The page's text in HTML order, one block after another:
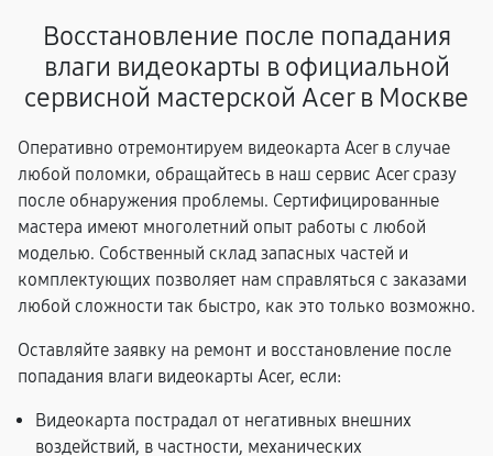
Восстановление после попадания
влаги видеокарты в официальной
сервисной мастерской Acer в Москве
Оперативно отремонтируем видеокарта Acer в случае
любой поломки, обращайтесь в наш сервис Acer сразу
после обнаружения проблемы. Сертифицированные
мастера имеют многолетний опыт работы с любой
моделью. Собственный склад запасных частей и
комплектующих позволяет нам справляться с заказами
любой сложности так быстро, как это только возможно.
Оставляйте заявку на ремонт и восстановление после
попадания влаги видеокарты Acer, если:
Видеокарта пострадал от негативных внешних
воздействий, в частности, механических